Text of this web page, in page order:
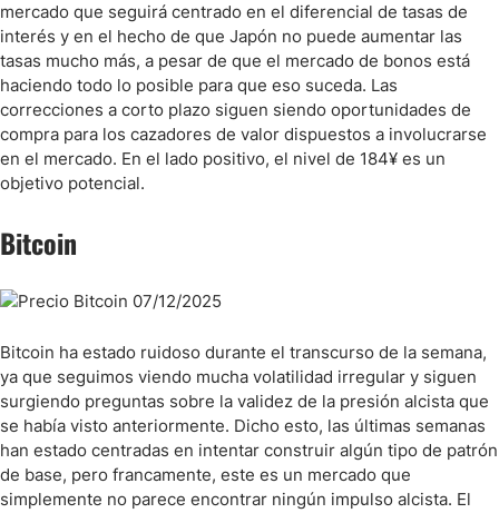
mercado que seguirá centrado en el diferencial de tasas de
interés y en el hecho de que Japón no puede aumentar las
tasas mucho más, a pesar de que el mercado de bonos está
haciendo todo lo posible para que eso suceda. Las
correcciones a corto plazo siguen siendo oportunidades de
compra para los cazadores de valor dispuestos a involucrarse
en el mercado. En el lado positivo, el nivel de 184¥ es un
objetivo potencial.
Bitcoin
Bitcoin ha estado ruidoso durante el transcurso de la semana,
ya que seguimos viendo mucha volatilidad irregular y siguen
surgiendo preguntas sobre la validez de la presión alcista que
se había visto anteriormente. Dicho esto, las últimas semanas
han estado centradas en intentar construir algún tipo de patrón
de base, pero francamente, este es un mercado que
simplemente no parece encontrar ningún impulso alcista. El